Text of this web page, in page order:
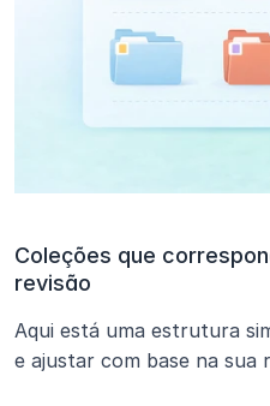
Coleções que
revisão
Aqui está uma estrutura
e ajustar com base na sua